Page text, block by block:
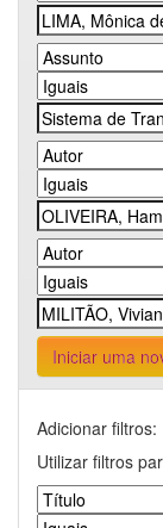
Iniciar uma
Adicionar filtros:
Utilizar filtros